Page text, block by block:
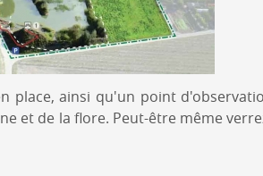
place, ainsi qu'un point
et de la flore. Peut-être même